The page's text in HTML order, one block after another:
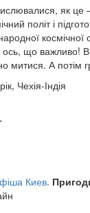
як це
політ і
що важливо!
митися. А
Чехія-Індія
Киев.